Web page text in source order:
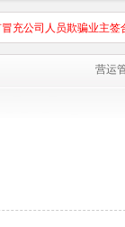
充公司人员欺骗业主
营运